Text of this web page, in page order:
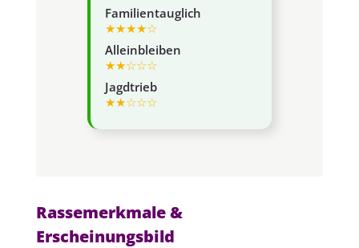
Familientauglich
★★★★☆
Alleinbleiben
★★☆☆☆
Jagdtrieb
★★☆☆☆
Rassemerkmale &
Erscheinungsbild